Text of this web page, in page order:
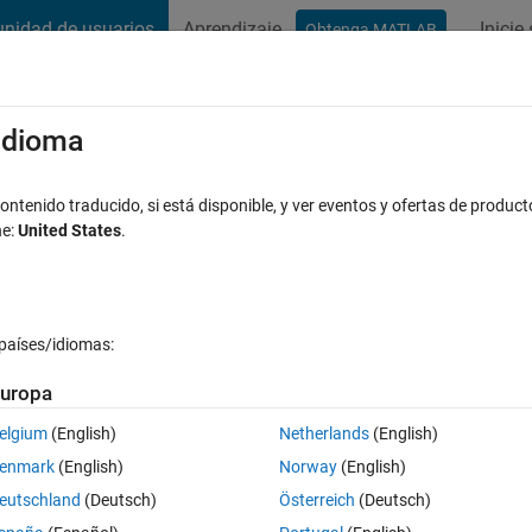
de usuarios Aprendizaje Obtenga MATLAB Inicie
Abrir en MATLAB Online
which i does correctly but only processes the baseFile. How do i
it?
traducido, si está disponible, y ver eventos y ofertas de
United States.
idiomas:
(English)
(English)
(Deutsch)
Netherlands(English)
Norway(English)
Österreich (Deutsch)